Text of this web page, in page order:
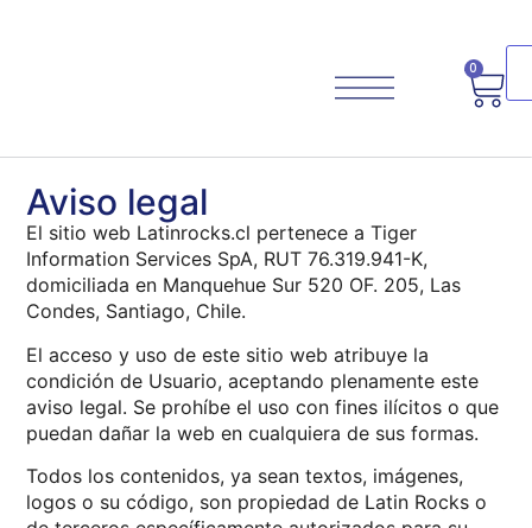
0
Aviso legal
El sitio web Latinrocks.cl pertenece a Tiger
Information Services SpA, RUT 76.319.941-K,
domiciliada en Manquehue Sur 520 OF. 205, Las
Condes, Santiago, Chile.
El acceso y uso de este sitio web atribuye la
condición de Usuario, aceptando plenamente este
aviso legal. Se prohíbe el uso con fines ilícitos o que
puedan dañar la web en cualquiera de sus formas.
Todos los contenidos, ya sean textos, imágenes,
logos o su código, son propiedad de Latin Rocks o